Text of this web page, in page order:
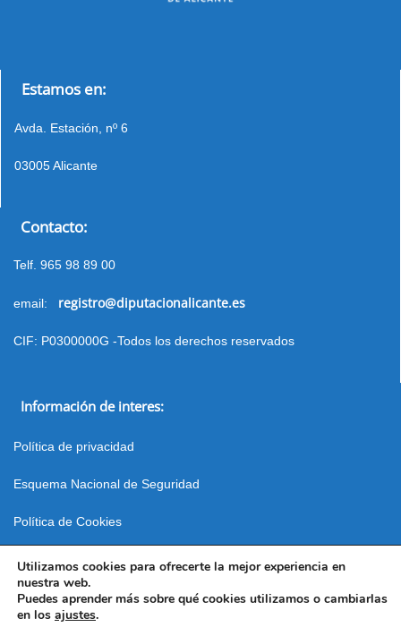
Estamos en:
Avda. Estación, nº 6
03005 Alicante
Contacto:
Telf. 965 98 89 00
email: registro@diputacionalicante.es
CIF: P0300000G -Todos los derechos reservados
Información de interes:
Política de privacidad
Esquema Nacional de Seguridad
Política de Cookies
Mapa web
© 2026 Web Desarrollada por el Servicio de Informática de Diputación de Alicante
Utilizamos cookies para ofrecerte la mejor experiencia en
nuestra web.
Puedes aprender más sobre qué cookies utilizamos o cambiarlas
en los ajustes.